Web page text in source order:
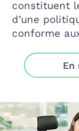
constituent
d’une
conforme
En